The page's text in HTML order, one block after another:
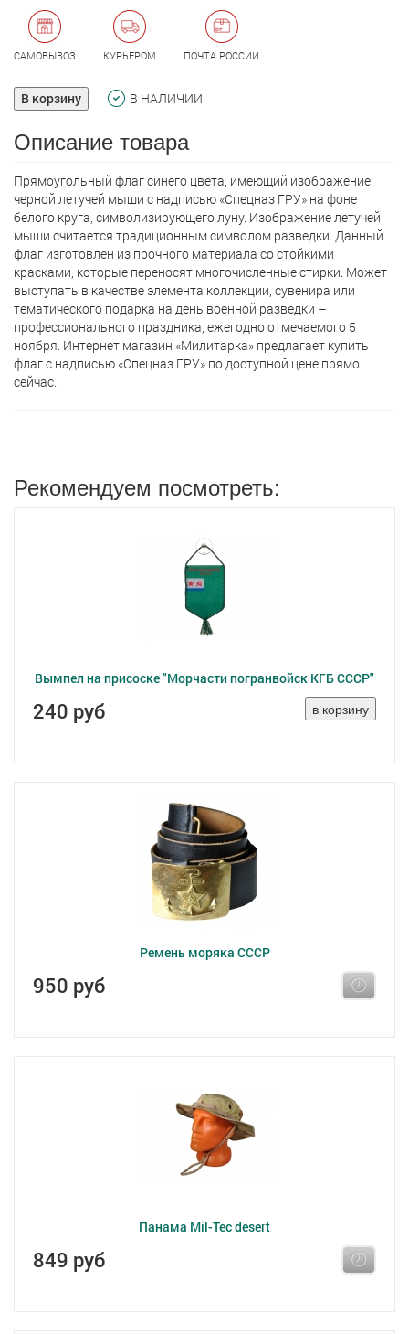
САМОВЫВОЗ КУРЬЕРОМ ПОЧТА РОССИИ
В корзину В НАЛИЧИИ
Описание товара
Прямоугольный флаг синего цвета, имеющий изображение
черной летучей мыши с надписью «Спецназ ГРУ» на фоне
белого круга, символизирующего луну. Изображение летучей
мыши считается традиционным символом разведки. Данный
флаг изготовлен из прочного материала со стойкими
красками, которые переносят многочисленные стирки. Может
выступать в качестве элемента коллекции, сувенира или
тематического подарка на день военной разведки –
профессионального праздника, ежегодно отмечаемого 5
ноября. Интернет магазин «Милитарка» предлагает кyпить
флаг с надписью «Спецназ ГРУ» по доступной цене прямо
сейчас.
Рекомендуем посмотреть:
Вымпел на присоске "Морчасти погранвойск КГБ СССР"
240 руб
Ремень моряка СССР
950 руб
Панама Mil-Tec desert
849 руб